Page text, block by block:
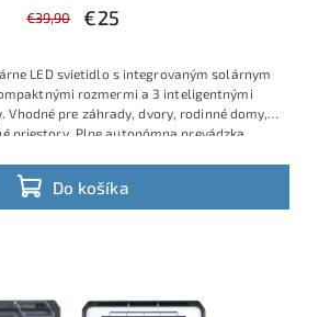
€39,90 €25
Do košíka
LEDsvietidlo s integrovaným solárnym
rozmermi a 3 inteligentnými
. Vhodné pre záhrady, dvory, rodinné domy,
priestory. Plne autonómna prevádzka